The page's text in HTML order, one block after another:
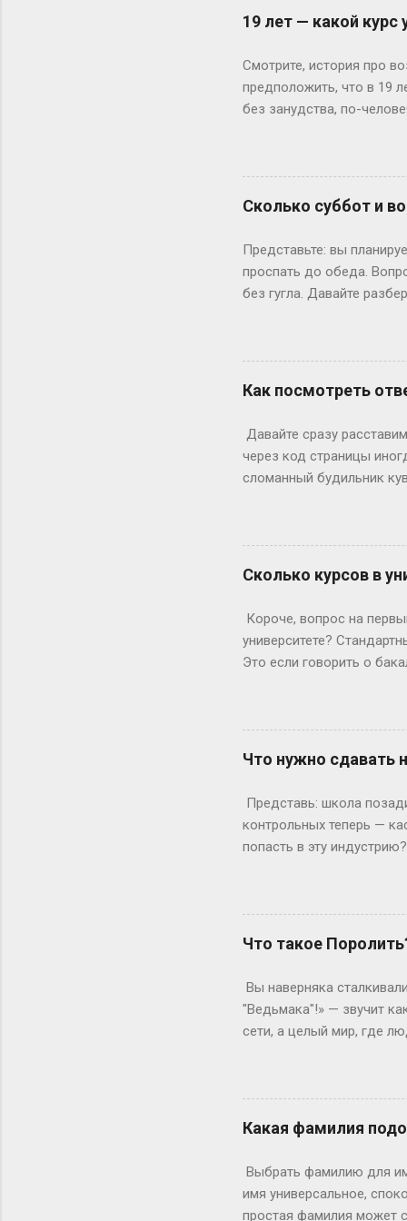
19 лет — какой курс
Смотрите, история про
предположить, что в 19
без занудства, по-
не туда. Вот Сергей из
одноклассники уже на
штурмует лекции по
школе — представьте,
вносит коррективы.
Сколько суббот и
Представьте: вы
проспать до обеда.
без гугла. Давайте
остатке. То есть
лишний день?» Всё
понедельник, то
366 дней делим на 7 —
Выходных будет по 53. Но
Как посмотреть
Давайте сразу
через код страницы
сломанный будильник
страницы
ключевое «однако»,
инспектор. Где же тогда
Раньше, в эпоху
рамка для картины. Саму
Сколько курсов в
Короче, вопрос на
университете?
Это если говорить о
человечески. Классика
Сколько он будет
второй – уже с опытом,
стандартная программа
дольше? Специалитет
будущие врачи,
Что нужно сдавать
Представь: школа
контрольных теперь —
попасть в эту
а закончила 9 классов.
позволяет бегать по
формальности.
быть высокой, худой и
весишь 55 кг — окей, но
Что такое
Вы наверняка
"Ведьмака"!» — звучит
сети, а целый мир, где
ролевая кухня Слово
ролевиков. Если раньше
они перекочевали в
взаимодействовать,
когда даже
постороннего), нужно
Какая фамилия
Выбрать фамилию для
имя универсальное,
простая фамилия может